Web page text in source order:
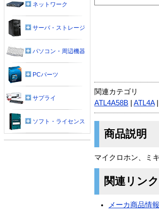
関連カテゴリ
ATL4A58B
ATL4A|
商品説明
マイクロホン、ミ
関連リンク
メーカ商品情報
ネットワーク
サーバ・ストレージ
パソコン・周辺機器
PCパーツ
サプライ
ソフト・ライセンス